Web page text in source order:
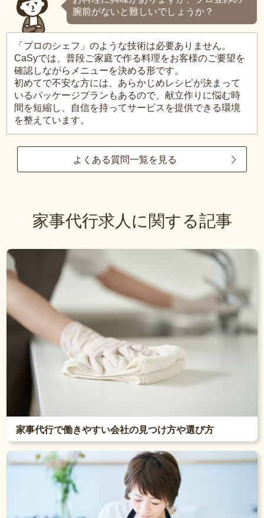
腕前がないと難しいでしょうか？
「プロのシェフ」のような技術は必要ありません。
CaSyでは、普段ご家庭で作る料理をお客様のご要望を
確認しながらメニューを決める形です。
初めてで不安な方には、あらかじめレシピが決まって
いるパッケージプランもあるので、献立作りに悩む時
間を短縮し、自信を持ってサービスを提供できる環境
を整えています。
よくある質問一覧を見る
家事代行求人に関する記事
家事代行で働きやすい会社の見つけ方や選び方